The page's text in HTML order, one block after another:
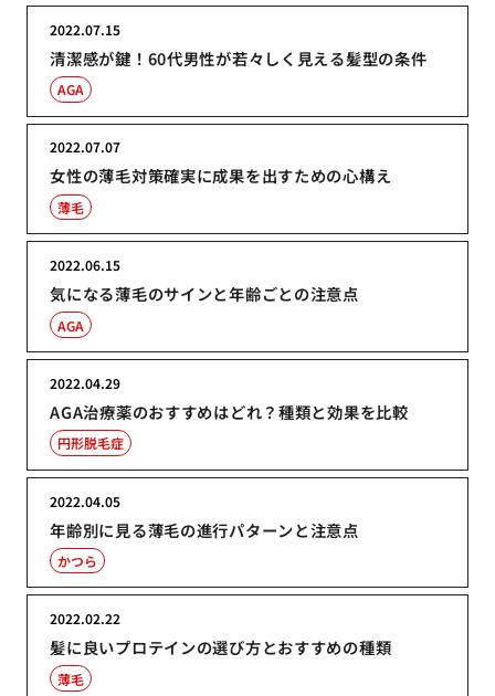
清潔感が鍵！60代男性が若々しく見える髪型の条件
2022.07.15
AGA
女性の薄毛対策確実に成果を出すための心構え
2022.07.07
薄毛
気になる薄毛のサインと年齢ごとの注意点
2022.06.15
AGA
AGA治療薬のおすすめはどれ？種類と効果を比較
2022.04.29
円形脱毛症
年齢別に見る薄毛の進行パターンと注意点
2022.04.05
かつら
髪に良いプロテインの選び方とおすすめの種類
2022.02.22
薄毛